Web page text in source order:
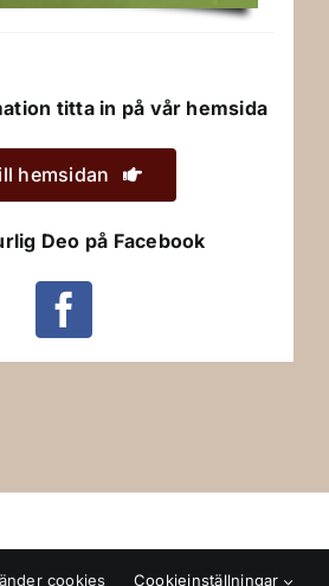
titta in på vår hemsida
hemsidan
Deo på Facebook
cookies Cookieinställningar